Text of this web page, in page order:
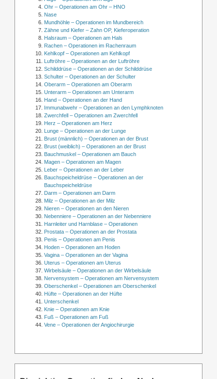
Ohr – Operationen am Ohr – HNO
Nase
Mundhöhle – Operationen im Mundbereich
Zähne und Kiefer – Zahn OP, Kieferoperation
Halsraum – Operationen am Hals
Rachen – Operationen im Rachenraum
Kehlkopf – Operationen am Kehlkopf
Luftröhre – Operationen an der Luftröhre
Schilddrüse – Operationen an der Schilddrüse
Schulter – Operationen an der Schulter
Oberarm – Operationen am Oberarm
Unterarm – Operationen am Unterarm
Hand – Operationen an der Hand
Immunabwehr – Operationen an den Lymphknoten
Zwerchfell – Operationen am Zwerchfell
Herz – Operationen am Herz
Lunge – Operationen an der Lunge
Brust (männlich) – Operationen an der Brust
Brust (weiblich) – Operationen an der Brust
Bauchmuskel – Operationen am Bauch
Magen – Operationen am Magen
Leber – Operationen an der Leber
Bauchspeicheldrüse – Operationen an der
Bauchspeicheldrüse
Darm – Operationen am Darm
Milz – Operationen an der Milz
Nieren – Operationen an den Nieren
Nebenniere – Operationen an der Nebenniere
Harnleiter und Harnblase – Operationen
Prostata – Operationen an der Prostata
Penis – Operationen am Penis
Hoden – Operationen am Hoden
Vagina – Operationen an der Vagina
Uterus – Operationen am Uterus
Wirbelsäule – Operationen an der Wirbelsäule
Nervensystem – Operationen am Nervensystem
Oberschenkel – Operationen am Oberschenkel
Hüfte – Operationen an der Hüfte
Unterschenkel
Knie – Operationen am Knie
Fuß – Operationen am Fuß
Vene – Operationen der Angiochirurgie